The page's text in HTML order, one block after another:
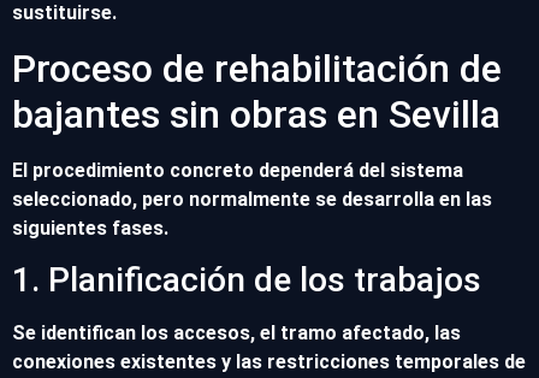
sustituirse.
Proceso de rehabilitación de
bajantes sin obras en Sevilla
El procedimiento concreto dependerá del sistema
seleccionado, pero normalmente se desarrolla en las
siguientes fases.
1. Planificación de los trabajos
Se identifican los accesos, el tramo afectado, las
conexiones existentes y las restricciones temporales de